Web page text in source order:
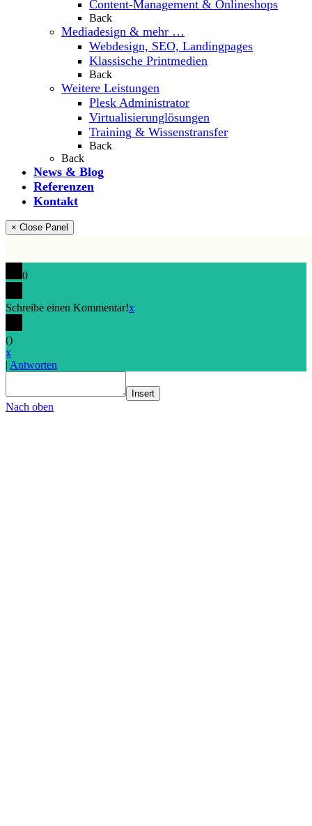
Content-Management & Onlineshops
Back
Mediadesign & mehr …
Webdesign, SEO, Landingpages
Klassische Printmedien
Back
Weitere Leistungen
Plesk Administrator
Virtualisierunglösungen
Training & Wissenstransfer
Back
Back
News & Blog
Referenzen
Kontakt
× Close Panel
0
Schreibe einen Kommentar!x
()
x
| Antworten
Insert
Nach oben